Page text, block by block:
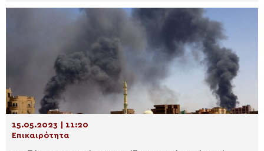
15.05.2023 | 11:20
Επικαιρότητα